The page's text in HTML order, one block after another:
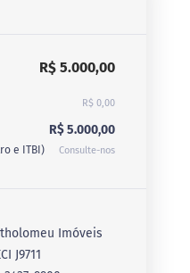
R$ 5.000,00
R$ 0,00
R$ 5.000,00
e ITBI) Consulte-nos
Imóveis
J9711